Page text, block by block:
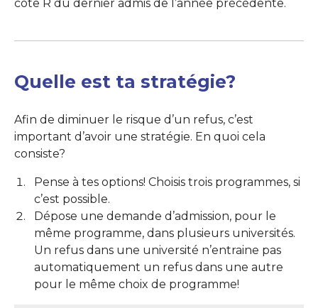
cote R du dernier admis de l’année précédente.
Quelle est ta stratégie?
Afin de diminuer le risque d’un refus, c’est
important d’avoir une stratégie. En quoi cela
consiste?
Pense à tes options! Choisis trois programmes, si
c’est possible.
Dépose une demande d’admission, pour le
même programme, dans plusieurs universités.
Un refus dans une université n’entraine pas
automatiquement un refus dans une autre
pour le même choix de programme!